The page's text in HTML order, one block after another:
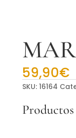
59,90€
SKU: 16164